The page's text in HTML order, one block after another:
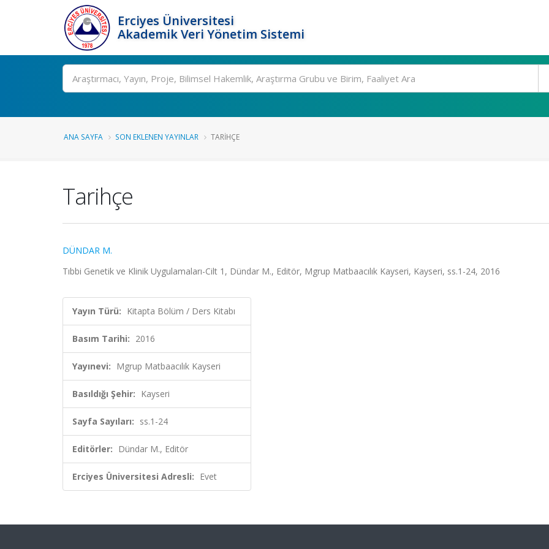
Erciyes Üniversitesi
Akademik Veri Yönetim Sistemi
Ara
ANA SAYFA SON EKLENEN YAYINLAR TARIHÇE
Tarihçe
DÜNDAR M.
Tıbbi Genetik ve Klinik Uygulamaları-Cilt 1, Dündar M., Editör, Mgrup Matbaacılık Kayseri, Kayseri, ss.1-24, 2016
Yayın Türü: Kitapta Bölüm / Ders Kitabı
Basım Tarihi: 2016
Yayınevi: Mgrup Matbaacılık Kayseri
Basıldığı Şehir: Kayseri
Sayfa Sayıları: ss.1-24
Editörler: Dündar M., Editör
Erciyes Üniversitesi Adresli: Evet